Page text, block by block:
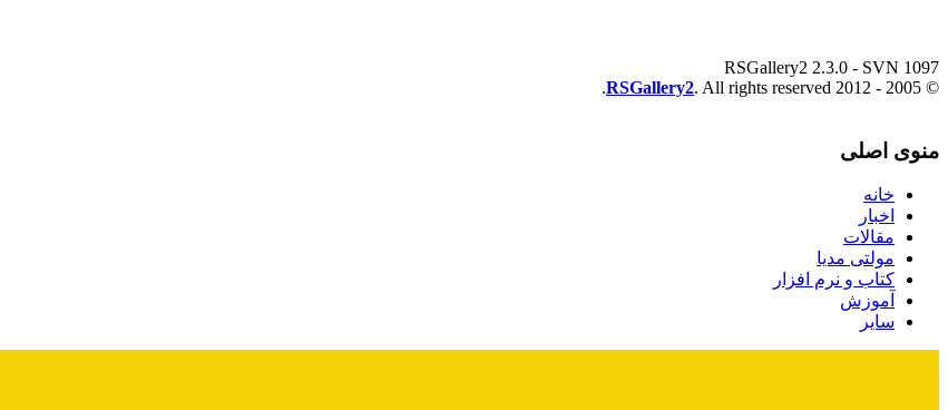
RSGallery2 2.3.0 - SVN 1097
© 2005 - 2012
RSGallery2. All rights reserved.
منوی اصلی
خانه
اخبار
مقالات
مولتی مدیا
کتاب و نرم افزار
آموزش
سایر